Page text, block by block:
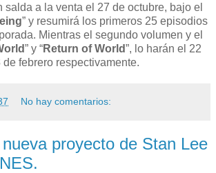
salda a la venta el 27 de octubre, bajo el
” y resumirá los primeros 25 episodios
Mientras el segundo volumen y el
” y “Return of World”, lo harán el 22
febrero respectivamente.
No hay comentarios:
proyecto de Stan Lee